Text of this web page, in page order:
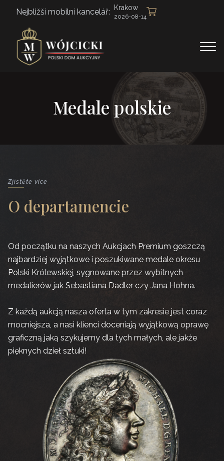
Nejbližší mobilní kancelář: Krakow
2026-08-14
Medale polskie
Zjistěte více
O departamencie
Od początku na naszych Aukcjach Premium goszczą
najbardziej wyjątkowe i poszukiwane medale okresu
Polski Królewskiej, sygnowane przez wybitnych
medalierów jak Sebastiana Dadler czy Jana Hohna.
Z każdą aukcją nasza oferta w tym zakresie jest coraz
mocniejsza, a nasi klienci doceniają wyjątkową oprawę
graficzną jaką szykujemy dla tych małych, ale jakże
pięknych dzieł sztuki!